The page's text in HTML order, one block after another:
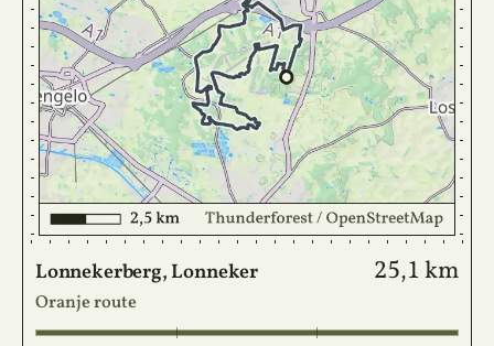
Lonnekerberg, Lonneker 25,1 km
Oranje route